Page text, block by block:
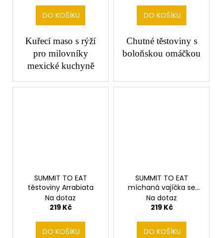
DO KOŠÍKU
Kuřecí maso s rýží
pro milovníky
mexické kuchyně
DO KOŠÍKU
Chutné těstoviny s
boloňskou omáčkou
SUMMIT TO EAT
těstoviny Arrabiata
Na dotaz
219 Kč
DO KOŠÍKU
SUMMIT TO EAT
míchaná vajíčka se
sýrem
Na dotaz
219 Kč
DO KOŠÍKU